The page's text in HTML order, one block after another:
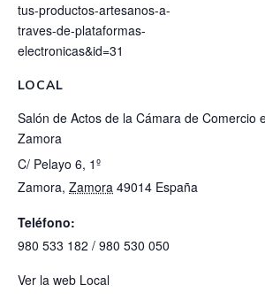
tus-productos-artesanos-a-
traves-de-plataformas-
electronicas&id=31
LOCAL
Salón de Actos de la Cámara de Comercio
Zamora
C/ Pelayo 6, 1º
Zamora, Zamora 49014 España
Teléfono:
980 533 182 / 980 530 050
Ver la web Local